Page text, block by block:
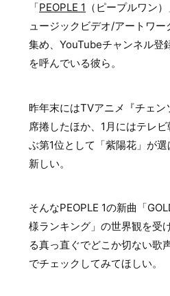
「PEOPLE 1 （ピープルワン
ュージックビデオ/アートワ
集め、YouTubeチャンネル登
を呼んでいる彼ら。
昨年末にはTVアニメ『チェ
席捲したほか、1月にはテレ
ぶ第1位として「紫陽花」が
新しい。
そんなPEOPLE 1の新曲「
様ランキング」の世界観を受
る真っ直ぐでどこか切ない歌
でチェックしてみてほしい。